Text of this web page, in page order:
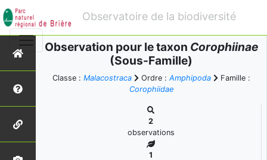
Observatoire de la biodiversité
Observation pour le taxon Corophiinae
(Sous-Famille)
Classe : Malacostraca Ordre : Amphipoda
Famille :
Corophiidae
2
observations
1